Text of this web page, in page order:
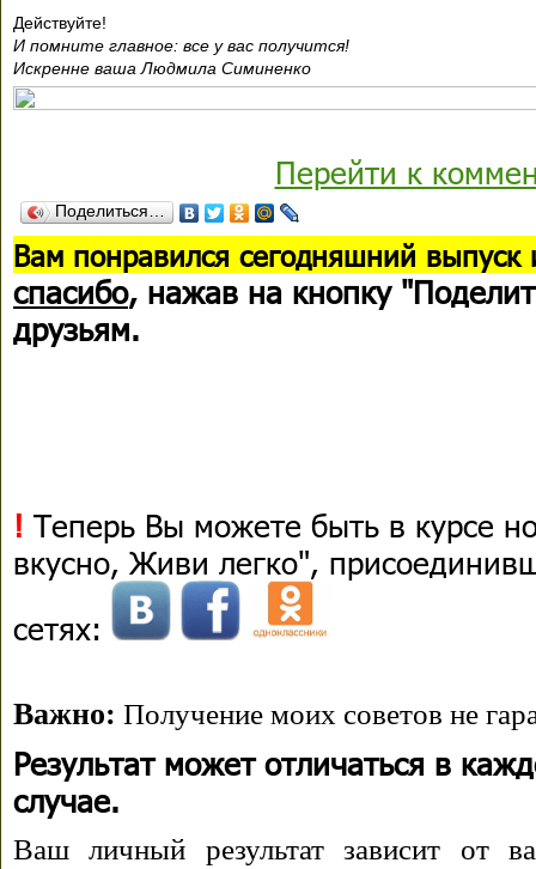
Действуйте!
И помните главное: все у вас получится!
Искренне ваша Людмила Симиненко
Перейти к
Поделиться…
Вам понравился сегодняшний выпуск
спасибо, нажав на кнопку
друзьям.
! Теперь Вы можете быть в курсе
вкусно, Живи легко",
сетях:
Важно: Получение моих советов не
Результат может отличаться в
случае.
Ваш личный результат зависит от